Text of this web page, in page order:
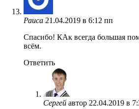
Раиса 21.04.2019 в 6:12 пп
Спасибо! КАк всегда большая
всём.
Ответить
Сергей автор 22.04.2019 в